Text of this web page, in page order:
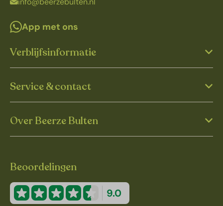
App met ons
Verblijfsinformatie
Service & contact
Over Beerze Bulten
Beoordelingen
9.0